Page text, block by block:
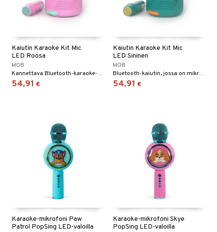
Kaiutin Karaoke Kit Mic
LED Roosa
MOB
Kannettava Bluetooth-karaoke-kaiutin.
54,91 €
Kaiutin Karaoke Kit Mic
LED Sininen
MOB
Bluetooth-kaiutin, jossa on mikrofoni ja hullut äänitehosteet.
54,91 €
Karaoke-mikrofoni Paw
Patrol PopSing LED-valoilla
Karaoke-mikrofoni Skye
PopSing LED-valoilla